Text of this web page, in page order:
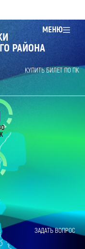
МЕНЮ
РАЙОНА
КУПИТЬ БИЛЕТ ПО ПК
ЗАДАТЬ ВОПРОС